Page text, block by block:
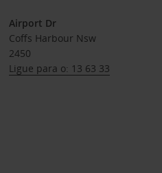
Airport Dr
Coffs Harbour Nsw
2450
Ligue para o: 13 63 33